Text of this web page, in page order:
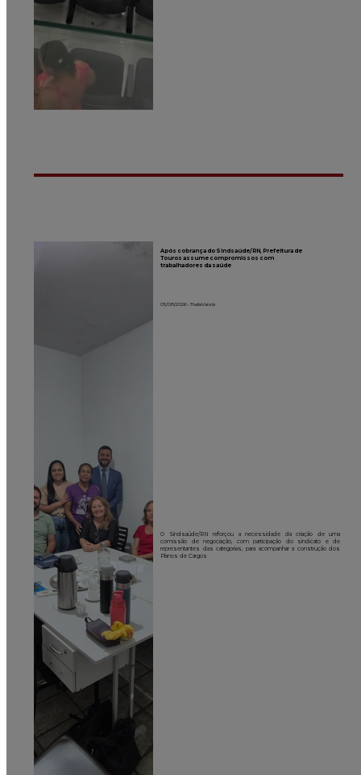
Após cobrança do Sindsaúde/RN, Prefeitura de
Touros assume compromissos com
trabalhadores da saúde
05/08/2026 - Thalia Varela
O Sindsaúde/RN reforçou a necessidade da criação de uma
comissão de negociação, com participação do sindicato e de
representantes das categorias, para acompanhar a construção dos
Planos de Cargos